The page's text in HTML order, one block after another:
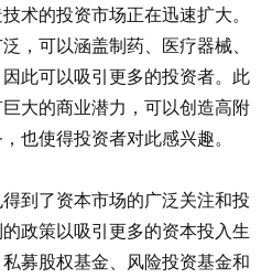
术的投资市场正在迅速扩大。
，可以涵盖制药、医疗器械、
此可以吸引更多的投资者。此
大的商业潜力，可以创造高附
也使得投资者对此感兴趣。
了资本市场的广泛关注和投
政策以吸引更多的资本投入生
募股权基金、风险投资基金和